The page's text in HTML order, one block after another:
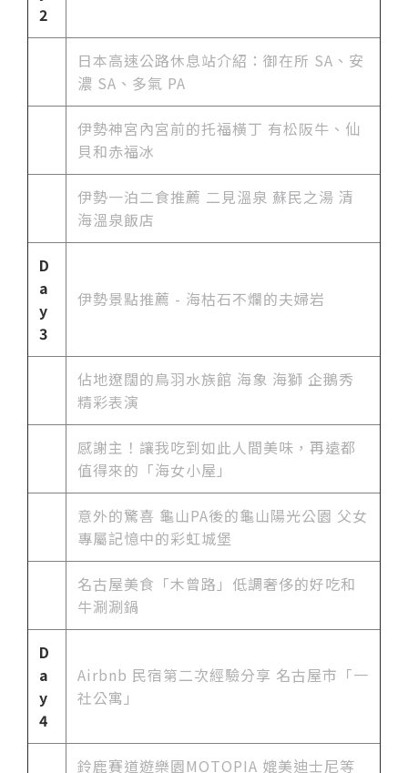
2
日本高速公路休息站介紹：御在所 SA、安
濃 SA、多氣 PA
伊勢神宮內宮前的托福橫丁 有松阪牛、仙
貝和赤福冰
伊勢一泊二食推薦 二見溫泉 蘇民之湯 清
海溫泉飯店
D
a
y
3
伊勢景點推薦 - 海枯石不爛的夫婦岩
佔地遼闊的鳥羽水族館 海象 海獅 企鵝秀
精彩表演
感謝主！讓我吃到如此人間美味，再遠都
值得來的「海女小屋」
意外的驚喜 龜山PA後的龜山陽光公園 父女
專屬記憶中的彩虹城堡
名古屋美食「木曾路」低調奢侈的好吃和
牛涮涮鍋
D
a
y
4
Airbnb 民宿第二次經驗分享 名古屋市「一
社公寓」
鈴鹿賽道遊樂園MOTOPIA 媲美迪士尼等